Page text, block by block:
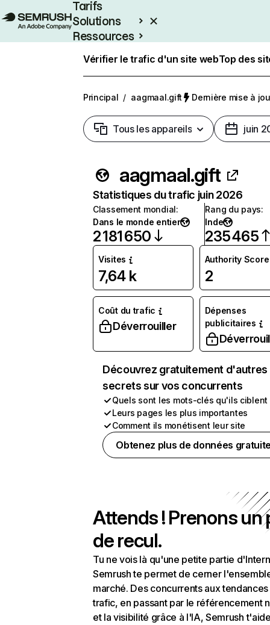
Tarifs
Solutions
Ressources
Vérifier le trafic d'un site webTop des
Principal / aagmaal.gift Dernière mise à
Tous les appareils juin
aagmaal.gift
Statistiques du trafic juin 2026
Classement mondial:
Dans le monde entier
2 181 650
Rang du pays:
Inde
235 465
Visites
7,64 k
Authority Score
2
Coût du trafic
Déverrouiller
Dépenses
publicitaires
Découvrez gratuitement d'autres
secrets sur vos concurrents
Quels sont les mots-clés qu'ils ciblent
Leurs pages les plus importantes
Comment ils monétisent leur site
Obtenez plus de données
Attends ! Prenons un
de recul.
Tu ne vois là qu'une petite partie
Semrush te permet de cerner
marché. Des concurrents aux
trafic, en passant par le référencement
et la visibilité grâce à l'IA, Semrush